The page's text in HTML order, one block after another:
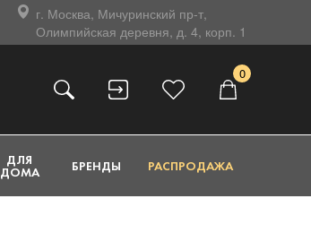
г. Москва, Мичуринский пр-т,
Олимпийская деревня, д. 4, корп. 1
0
ДЛЯ
ДОМА БРЕНДЫ РАСПРОДАЖА